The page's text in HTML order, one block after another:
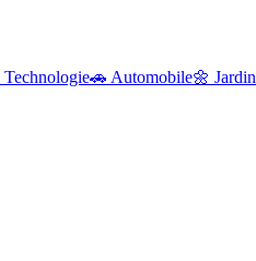
Technologie🚗 Automobile🌼 Jardin